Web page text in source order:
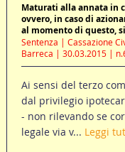
Maturati alla annata in
ovvero, in caso di
al momento di questo,
Sentenza | Cassazione
Barreca | 30.03.2015 |
Ai sensi del terzo
dal privilegio
- non rilevando se
legale via v... Leggi